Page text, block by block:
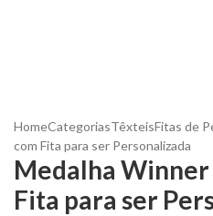
HomeCategoriasTêxteisFitas de
com Fita para ser Personalizada
Medalha
Fita para ser